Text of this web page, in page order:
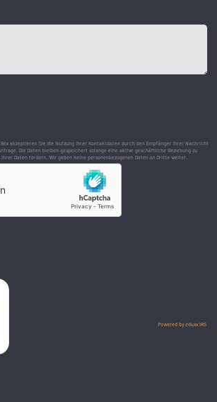
akzeptieren Sie die Nutzung Ihrer Kontaktdaten durch den Empfänger Ihrer Nachricht
Die Daten bleiben gespeichert solange eine aktive geschäftliche Beziehung zu
Daten fordern. Wir geben keine personenbezogenen Daten an Dritte weiter.
Powered by eduxx iRS